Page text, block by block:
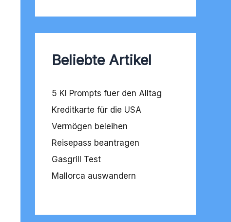
Beliebte Artikel
5 KI Prompts fuer den Alltag
Kreditkarte für die USA
Vermögen beleihen
Reisepass beantragen
Gasgrill Test
Mallorca auswandern